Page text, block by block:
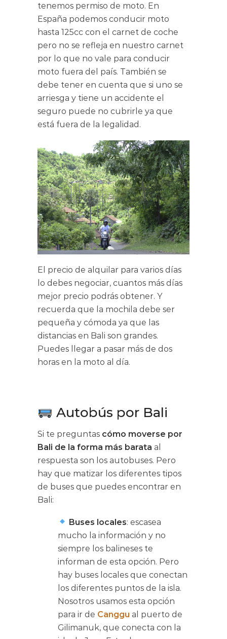
tenemos permiso de moto. En
España podemos conducir moto
hasta 125cc con el carnet de coche
pero no se refleja en nuestro carnet
por lo que no vale para conducir
moto fuera del país. También se
debe tener en cuenta que si uno se
arriesga y tiene un accidente el
seguro puede no cubrirle ya que
está fuera de la legalidad.
El precio de alquilar para varios días
lo debes negociar, cuantos más días
mejor precio podrás obtener. Y
recuerda que la mochila debe ser
pequeña y cómoda ya que las
distancias en Bali son grandes.
Puedes llegar a pasar más de dos
horas en la moto al día.
Autobús por Bali
Si te preguntas cómo moverse por
Bali de la forma más barata al
respuesta son los autobuses. Pero
hay que matizar los diferentes tipos
de buses que puedes encontrar en
Bali:
Buses locales: escasea
mucho la información y no
siempre los balineses te
informan de esta opción. Pero
hay buses locales que conectan
los diferentes puntos de la isla.
Nosotros usamos esta opción
para ir de Canggu al puerto de
Gilimanuk, que conecta con la